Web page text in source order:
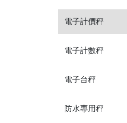
電子計價秤
電子計數秤
電子台秤
防水專用秤